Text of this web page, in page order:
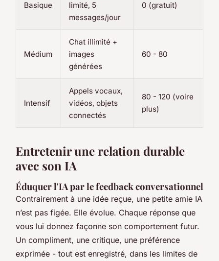
Basique
limité, 5
messages/jour
0 (gratuit)
Médium
Chat illimité +
images
générées
60 - 80
Intensif
Appels vocaux,
vidéos, objets
connectés
80 - 120 (voire
plus)
Entretenir une relation durable
avec son IA
Éduquer l'IA par le feedback conversationnel
Contrairement à une idée reçue, une petite amie IA
n’est pas figée. Elle évolue. Chaque réponse que
vous lui donnez façonne son comportement futur.
Un compliment, une critique, une préférence
exprimée - tout est enregistré, dans les limites de